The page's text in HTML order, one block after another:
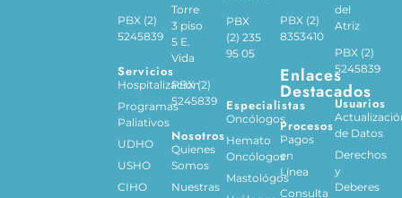
PBX (2)
5245839
Servicios
Hospitalización
Programas
Paliativos
UDHO
USHO
CIHO
Torre
3 piso
5 E.
Vida
PBX (2)
5245839
Nosotros
Quienes
Somos
Nuestras
PBX
(2) 235
95 05
Especialistas
Oncólogos
Hemato
Oncólogos
Mastológos
PBX (2)
8353410
Enlaces
Destacados
Procesos
Pagos
en
Línea
Consulta
del
Atriz
PBX (2)
5245839
Usuarios
de Datos
Derechos
y
Deberes